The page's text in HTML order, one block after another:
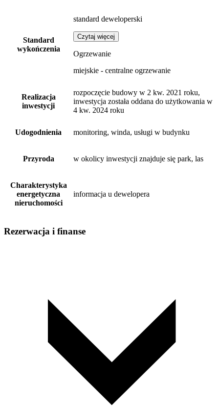
Standard
wykończenia
standard deweloperski
Czytaj więcej
Ogrzewanie
miejskie - centralne ogrzewanie
Realizacja
inwestycji
rozpoczęcie budowy w 2 kw. 2021 roku,
inwestycja została oddana do użytkowania w
4 kw. 2024 roku
Udogodnienia monitoring, winda, usługi w budynku
Przyroda w okolicy inwestycji znajduje się park, las
Charakterystyka
energetyczna
nieruchomości
informacja u dewelopera
Rezerwacja i finanse